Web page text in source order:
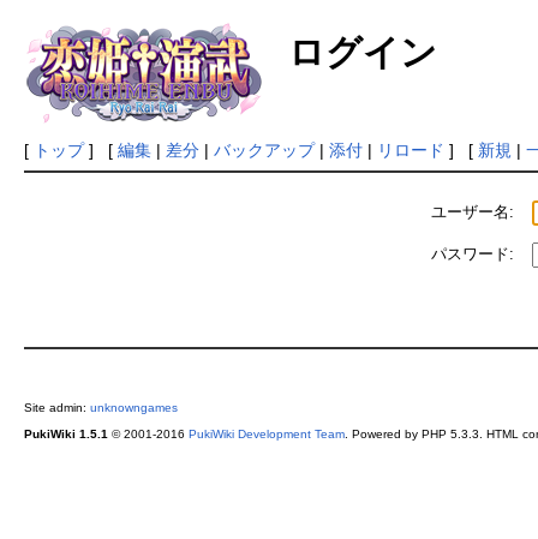
ログイン
[ トップ] [ 編集| 差分| バックアップ| 添付| リロード ] [ 新規 |
ユーザー名:
パスワード:
Site admin: unknowngames
PukiWiki 1.5.1 © 2001-2016 PukiWiki Development Team. Powered by PHP 5.3.3. HTML